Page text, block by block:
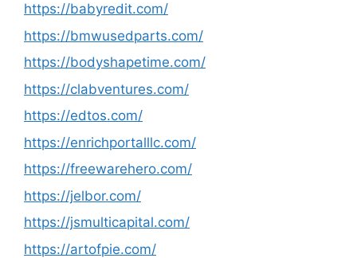
https://babyredit.com/
https://bmwusedparts.com/
https://bodyshapetime.com/
https://clabventures.com/
https://edtos.com/
https://enrichportalllc.com/
https://freewarehero.com/
https://jelbor.com/
https://jsmulticapital.com/
https://artofpie.com/